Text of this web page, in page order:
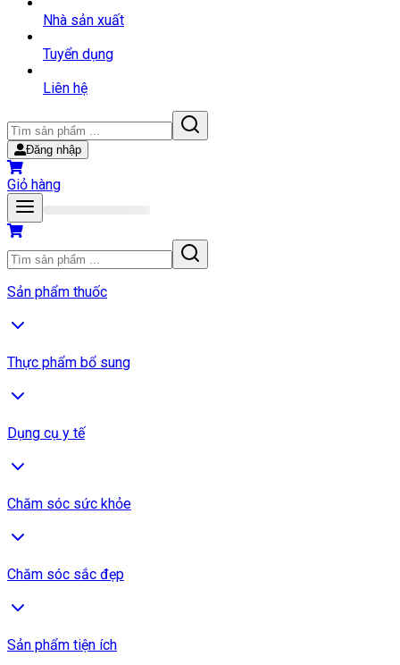
Nhà sản xuất
Tuyển dụng
Liên hệ
Đăng nhập
Giỏ hàng
Sản phẩm thuốc
Thực phẩm bổ sung
Dụng cụ y tế
Chăm sóc sức khỏe
Chăm sóc sắc đẹp
Sản phẩm tiện ích